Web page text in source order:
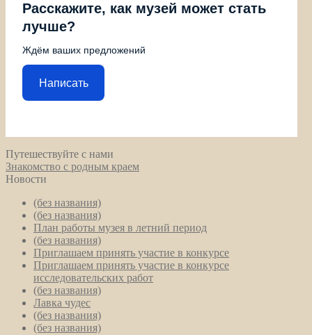
Расскажите, как музей может стать
лучше?
Ждём ваших предложений
Написать
Путешествуйте с нами
Знакомство с родным краем
Новости
(без названия)
(без названия)
План работы музея в летний период
(без названия)
Приглашаем принять участие в конкурсе
Приглашаем принять участие в конкурсе
исследовательских работ
(без названия)
Лавка чудес
(без названия)
(без названия)